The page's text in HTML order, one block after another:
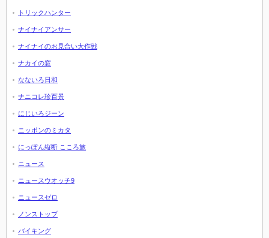
トリックハンター
ナイナイアンサー
ナイナイのお見合い大作戦
ナカイの窓
なないろ日和
ナニコレ珍百景
にじいろジーン
ニッポンのミカタ
にっぽん縦断 こころ旅
ニュース
ニュースウオッチ9
ニュースゼロ
ノンストップ
バイキング